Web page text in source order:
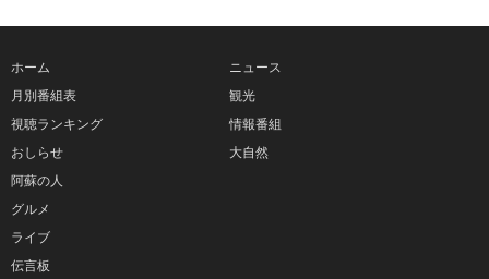
ホーム
月別番組表
視聴ランキング
おしらせ
ニュース
観光
情報番組
大自然
阿蘇の人
グルメ
ライブ
伝言板